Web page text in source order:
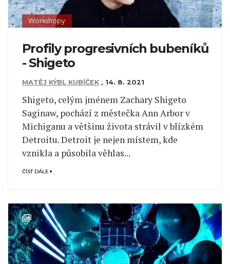
Workshopy
Profily progresivních bubeníků
- Shigeto
MATĚJ KÝBL KUBÍČEK , 14. 8. 2021
Shigeto, celým jménem Zachary Shigeto
Saginaw, pochází z městečka Ann Arbor v
Michiganu a většinu života strávil v blízkém
Detroitu. Detroit je nejen místem, kde
vznikla a působila věhlas...
ČÍST DÁLE